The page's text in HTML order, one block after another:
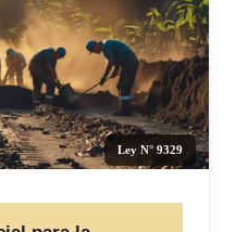
Ley N° 9329